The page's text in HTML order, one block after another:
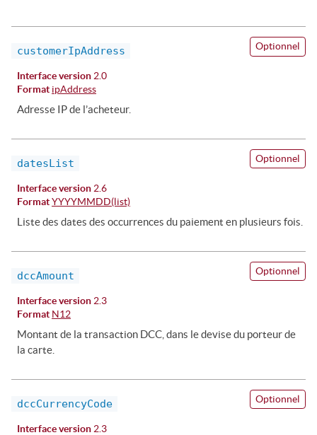
customerIpAddress Optionnel
Interface version 2.0
Format ipAddress
Adresse IP de l’acheteur.
datesList Optionnel
Interface version 2.6
Format YYYYMMDD(list)
Liste des dates des occurrences du paiement en plusieurs fois.
dccAmount Optionnel
Interface version 2.3
Format N12
Montant de la transaction DCC, dans le devise du porteur de
la carte.
dccCurrencyCode Optionnel
Interface version 2.3